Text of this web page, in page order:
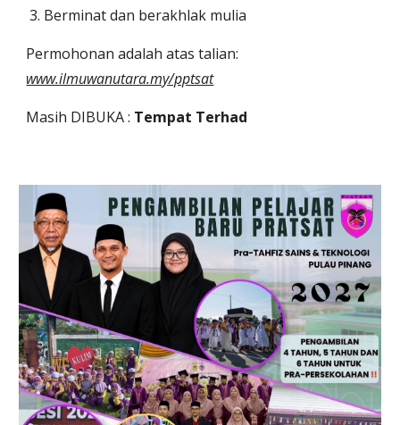
Berminat dan berakhlak mulia
Permohonan adalah atas talian:
www.ilmuwanutara.my/pptsat
Masih DIBUKA : Tempat Terhad